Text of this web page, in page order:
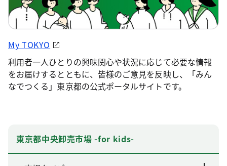
My TOKYO
利用者一人ひとりの興味関心や状況に応じて必要な情報
をお届けするとともに、皆様のご意見を反映し、「みん
なでつくる」東京都の公式ポータルサイトです。
東京都中央卸売市場 -for kids-